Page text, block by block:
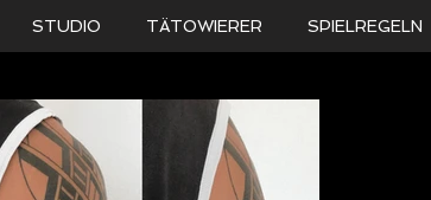
STUDIO TÄTOWIERER SPIELREGELN